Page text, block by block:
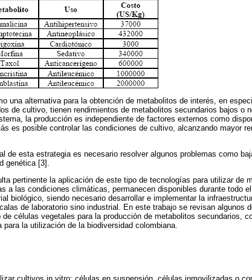
una alternativa para la obtención de metabolitos de interés, en
de cultivo, tienen rendimientos de metabolitos secundarios bajos o
la producción es independiente de factores externos como
es posible controlar las condiciones de cultivo, alcanzando mayor
de esta estrategia es necesario resolver algunos problemas como
genética [3].
pertinente la aplicación de este tipo de tecnologías para utilizar de
a las condiciones climáticas, permanecen disponibles durante todo
biológico, siendo necesario desarrollar e implementar la
de laboratorio sino industrial. En este trabajo se revisan algunos
células vegetales para la producción de metabolitos secundarios,
la utilización de la biodiversidad colombiana.